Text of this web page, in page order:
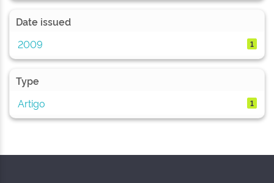
Date issued
2009
1
Type
Artigo
1